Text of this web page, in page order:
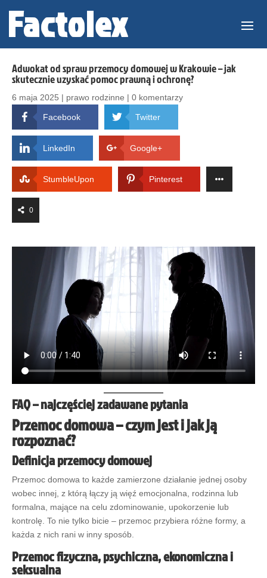
Adwokat od spraw przemocy domowej w Krakowie – jak
skutecznie uzyskać pomoc prawną i ochronę?
6 maja 2025 | prawo rodzinne | 0 komentarzy
Facebook Twitter
LinkedIn Google+
StumbleUpon Pinterest
0
FAQ – najczęściej zadawane pytania
Przemoc domowa – czym jest i jak ją
rozpoznać?
Definicja przemocy domowej
Przemoc domowa to każde zamierzone działanie jednej osoby
wobec innej, z którą łączy ją więź emocjonalna, rodzinna lub
formalna, mające na celu zdominowanie, upokorzenie lub
kontrolę. To nie tylko bicie – przemoc przybiera różne formy, a
każda z nich rani w inny sposób.
Przemoc fizyczna, psychiczna, ekonomiczna i
seksualna